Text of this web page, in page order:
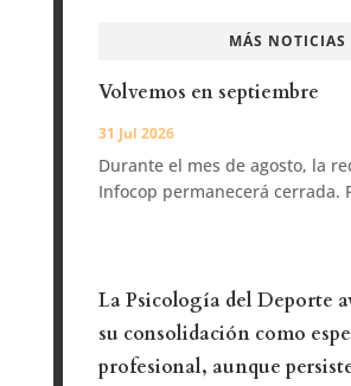
MÁS NOTICIAS
Volvemos en septiembre
31 Jul 2026
Durante el mes de agosto, la
Infocop permanecerá cerrada.
La Psicología del Deporte
su consolidación como
profesional, aunque